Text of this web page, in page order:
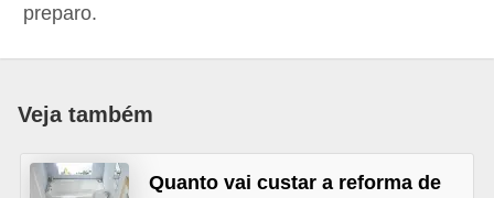
preparo.
Veja também
Quanto vai custar a reforma de
r
o
a